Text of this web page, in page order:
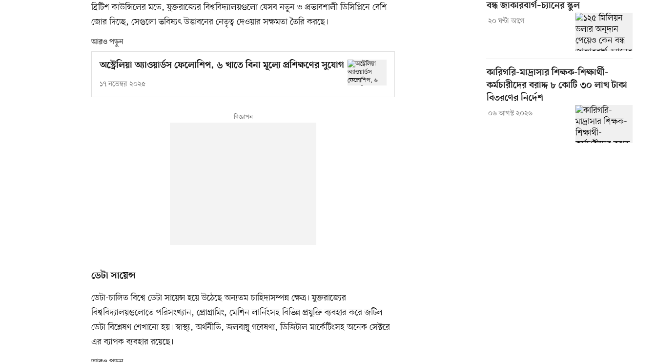
ব্রিটিশ কাউন্সিলের মতে, যুক্তরাজ্যের বিশ্ববিদ্যালয়গুলো যেসব নতুন ও প্রভাবশালী ডিসিপ্লিনে বেশি
জোর দিচ্ছে, সেগুলো ভবিষ্যৎ উদ্ভাবনের নেতৃত্ব দেওয়ার সক্ষমতা তৈরি করছে।
আরও পড়ুন
অস্ট্রেলিয়া অ্যাওয়ার্ডস ফেলোশিপ, ৬ খাতে বিনা মূল্যে প্রশিক্ষণের সুযোগ
১৭ নভেম্বর ২০২৫
ডেটা সায়েন্স
ডেটা-চালিত বিশ্বে ডেটা সায়েন্স হয়ে উঠেছে অন্যতম চাহিদাসম্পন্ন ক্ষেত্র। যুক্তরাজ্যের
বিশ্ববিদ্যালয়গুলোতে পরিসংখ্যান, প্রোগ্রামিং, মেশিন লার্নিংসহ বিভিন্ন প্রযুক্তি ব্যবহার করে জটিল
ডেটা বিশ্লেষণ শেখানো হয়। স্বাস্থ্য, অর্থনীতি, জলবায়ু গবেষণা, ডিজিটাল মার্কেটিংসহ অনেক সেক্টরে
এর ব্যাপক ব্যবহার রয়েছে।
বন্ধ জাকারবার্গ–চ্যানের স্কুল
২০ ঘণ্টা আগে
কারিগরি-মাদ্রাসার শিক্ষক-শিক্ষার্থী-
কর্মচারীদের বরাদ্দ ৮ কোটি ৩০ লাখ টাকা
বিতরণের নির্দেশ
০৬ আগস্ট ২০২৬